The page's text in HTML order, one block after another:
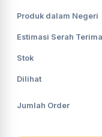
Produk dalam Negeri
Estimasi Serah Terima
Stok
Dilihat
Jumlah Order